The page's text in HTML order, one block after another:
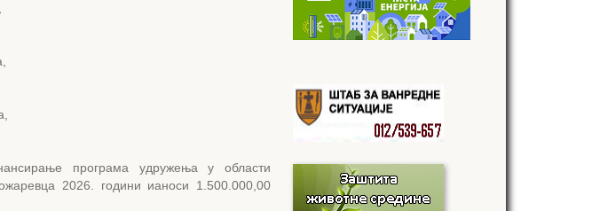
програма удружења у области
2026. години ианоси 1.500.000,00